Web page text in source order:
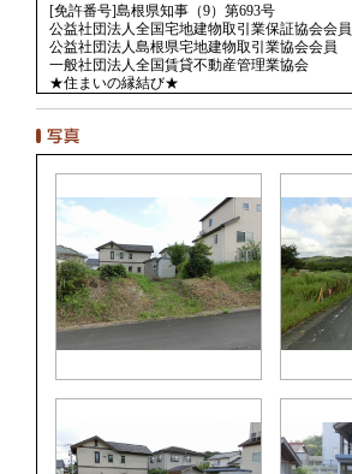
[免許番号]島根県知事（9）第693号
公益社団法人全国宅地建物取引業保証協会会員
公益社団法人島根県宅地建物取引業協会会員
一般社団法人全国賃貸不動産管理業協会
★住まいの縁結び★